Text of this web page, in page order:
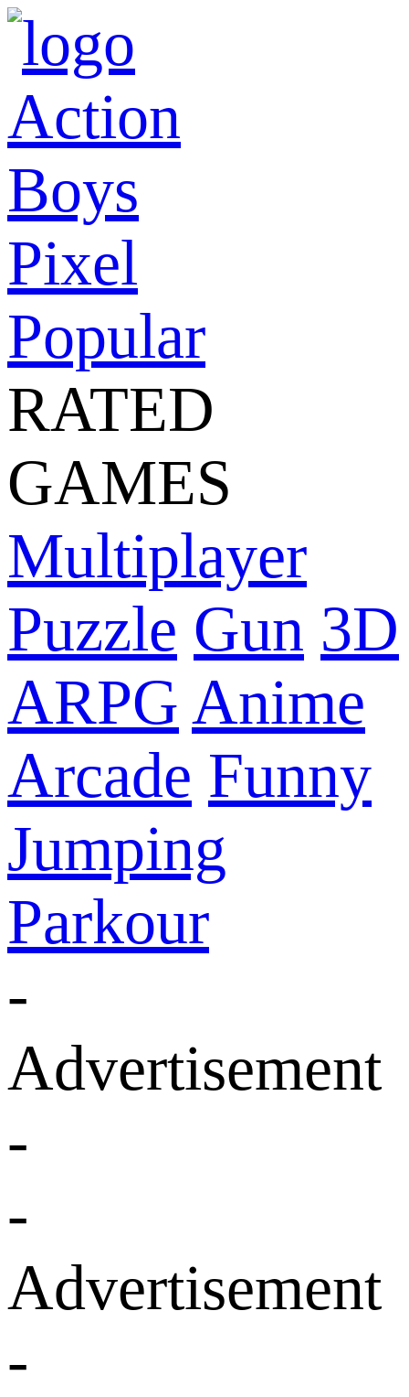
Action
Boys
Pixel
Popular
RATED
GAMES
Multiplayer
Puzzle Gun 3D
ARPG Anime
Arcade Funny
Jumping
Parkour
-
Advertisement
-
-
Advertisement
-